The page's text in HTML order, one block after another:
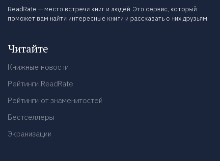
ReadRate — место встречи книг и людей. Это сервис, который
поможет вам найти интересные книги и рассказать о них друзьям.
Читайте
Книжные новости
Рейтинги ReadRate
Рейтинги от знаменитостей
Бестселлеры
Экранизации